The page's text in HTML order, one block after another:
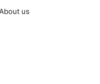
About us